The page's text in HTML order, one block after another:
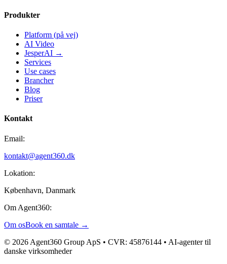
Produkter
Platform (på vej)
AI Video
JesperAI →
Services
Use cases
Brancher
Blog
Priser
Kontakt
Email:
kontakt@agent360.dk
Lokation:
København, Danmark
Om Agent360:
Om osBook en samtale →
© 2026 Agent360 Group ApS • CVR: 45876144 • AI-agenter til
danske virksomheder